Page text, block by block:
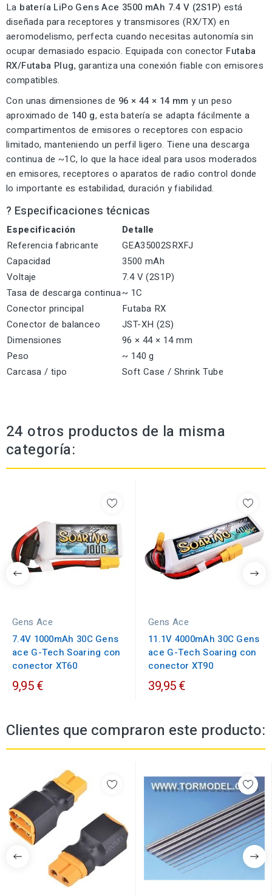
La batería LiPo Gens Ace 3500 mAh 7.4 V (2S1P) está
diseñada para receptores y transmisores (RX/TX) en
aeromodelismo, perfecta cuando necesitas autonomía sin
ocupar demasiado espacio. Equipada con conector Futaba
RX/Futaba Plug, garantiza una conexión fiable con emisores
compatibles.
Con unas dimensiones de 96 × 44 × 14 mm y un peso
aproximado de 140 g, esta batería se adapta fácilmente a
compartimentos de emisores o receptores con espacio
limitado, manteniendo un perfil ligero. Tiene una descarga
continua de ~1C, lo que la hace ideal para usos moderados
en emisores, receptores o aparatos de radio control donde
lo importante es estabilidad, duración y fiabilidad.
? Especificaciones técnicas
Especificación
Detalle
Referencia fabricante
GEA35002SRXFJ
Capacidad
3500 mAh
Voltaje
7.4 V (2S1P)
Tasa de descarga continua~ 1C
Conector principal
Futaba RX
Conector de balanceo
JST-XH (2S)
Dimensiones
96 × 44 × 14 mm
Peso
~ 140 g
Carcasa / tipo
Soft Case / Shrink Tube
24 otros productos de la misma
categoría:
Gens Ace
7.4V 1000mAh 30C Gens
ace G-Tech Soaring con
conector XT60
9,95 €
Gens Ace
11.1V 4000mAh 30C Gens
ace G-Tech Soaring con
conector XT90
39,95 €
Clientes que compraron este producto: